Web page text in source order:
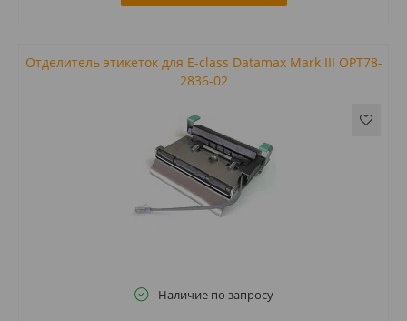
Отделитель этикеток для E-class Datamax Mark III OPT78-
2836-02
Наличие по запросу